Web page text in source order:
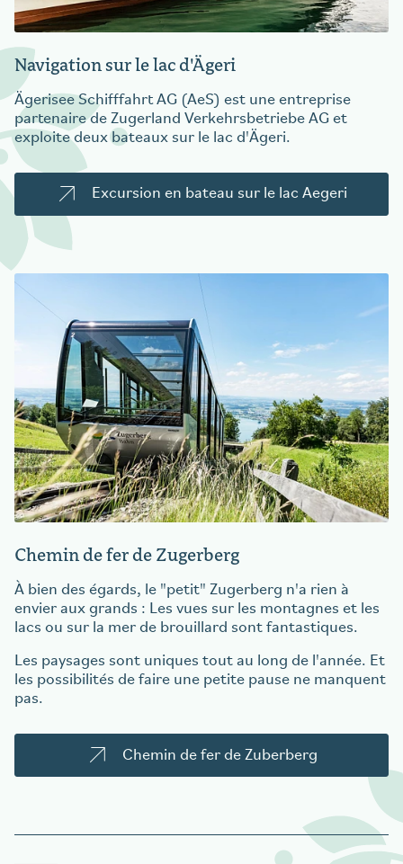
Navigation sur le lac d'Ägeri
Ägerisee Schifffahrt AG (AeS) est une entreprise
partenaire de Zugerland Verkehrsbetriebe AG et
exploite deux bateaux sur le lac d'Ägeri.
Excursion en bateau sur le lac Aegeri
Chemin de fer de Zugerberg
À bien des égards, le "petit" Zugerberg n'a rien à
envier aux grands : Les vues sur les montagnes et les
lacs ou sur la mer de brouillard sont fantastiques.
Les paysages sont uniques tout au long de l'année. Et
les possibilités de faire une petite pause ne manquent
pas.
Chemin de fer de Zuberberg